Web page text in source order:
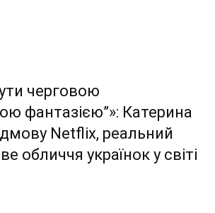
черговою
фантазією”»: Катерина
Netflix, реальний
обличчя українок у світі